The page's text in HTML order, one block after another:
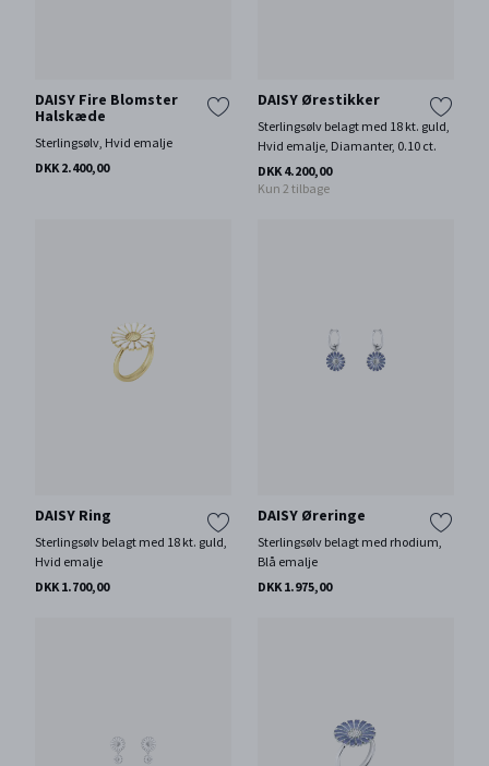
DAISY Fire Blomster
Halskæde
Sterlingsølv, Hvid emalje
DKK 2.400,00
DAISY Ørestikker
Sterlingsølv belagt med 18 kt. guld,
Hvid emalje, Diamanter, 0.10 ct.
DKK 4.200,00
Kun 2 tilbage
DAISY Ring
Sterlingsølv belagt med 18 kt. guld,
Hvid emalje
DKK 1.700,00
DAISY Øreringe
Sterlingsølv belagt med rhodium,
Blå emalje
DKK 1.975,00